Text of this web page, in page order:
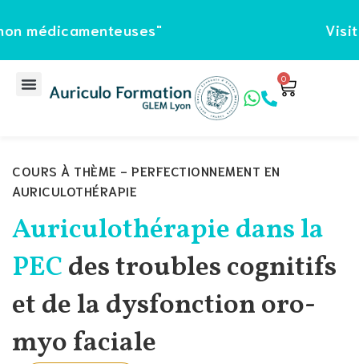
Visitez
0
COURS À THÈME - PERFECTIONNEMENT EN
AURICULOTHÉRAPIE
Auriculothérapie dans la
PECdes troubles cognitifs
et de la dysfonction oro-
myo faciale
Sign in
Sign in
Don’t have an account?Sign up
Remember me Lost your password?